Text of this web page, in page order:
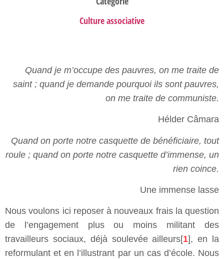
Culture associative
Quand je m’occupe des pauvres, on me traite de
saint ; quand je demande pourquoi ils sont pauvres,
on me traite de communiste.
Hélder Câmara
Quand on porte notre casquette de bénéficiaire, tout
roule ; quand on porte notre casquette d’immense, un
rien coince.
Une immense lasse
Nous voulons ici reposer à nouveaux frais la question
de l’engagement plus ou moins militant des
travailleurs sociaux, déjà soulevée ailleurs[1], en la
reformulant et en l’illustrant par un cas d’école. Nous